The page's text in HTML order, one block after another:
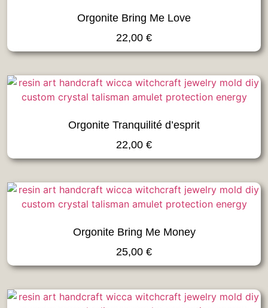
Orgonite Bring Me Love
22,00 €
Orgonite Tranquilité d’esprit
22,00 €
Orgonite Bring Me Money
25,00 €